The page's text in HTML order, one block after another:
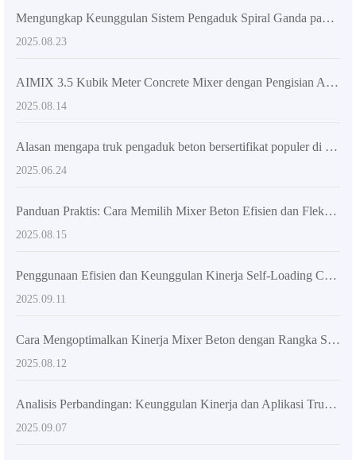
Mengungkap Keunggulan Sistem Pengaduk Spiral Ganda pada Truk Mixer Bahan Bangunan Otomatis
2025.08.23
AIMIX 3.5 Kubik Meter Concrete Mixer dengan Pengisian Atas – Solusi Fleksibilitas dan Efisiensi Muat Keluar
2025.08.14
Alasan mengapa truk pengaduk beton bersertifikat populer di pasar luar negeri
2025.06.24
Panduan Praktis: Cara Memilih Mixer Beton Efisien dan Fleksibel untuk Kebutuhan Konstruksi di Beberapa Lokasi
2025.08.15
Penggunaan Efisien dan Keunggulan Kinerja Self-Loading Concrete Mixer Truck dalam Proyek Konstruksi Besar
2025.09.11
Cara Mengoptimalkan Kinerja Mixer Beton dengan Rangka Sambungan dan Ban Teknik untuk Efisiensi Konstruksi
2025.08.12
Analisis Perbandingan: Keunggulan Kinerja dan Aplikasi Truk Pengaduk Beton Self-Loading versus Peralatan Pengaduk Tradisional
2025.09.07